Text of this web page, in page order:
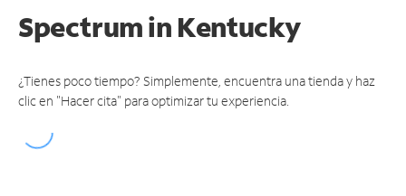
Spectrumin Kentucky
¿Tienes poco tiempo? Simplemente, encuentra una tienda y haz
clic en "Hacer cita" para optimizar tu experiencia.